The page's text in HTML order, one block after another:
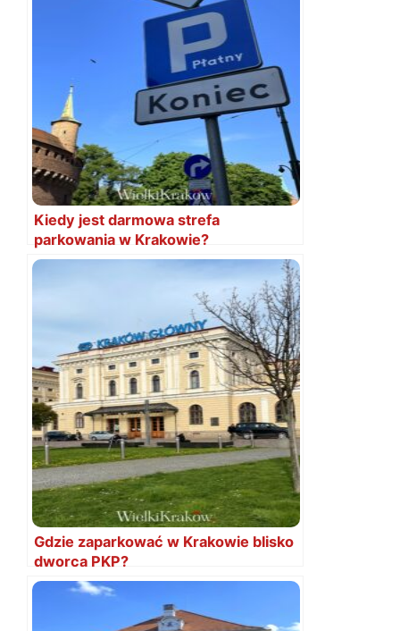
Kiedy jest darmowa strefa
parkowania w Krakowie?
Gdzie zaparkować w Krakowie blisko
dworca PKP?